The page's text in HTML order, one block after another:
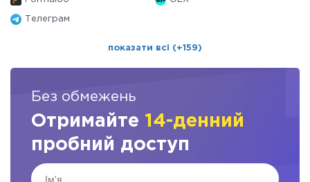
Телеграм
показати всі (+159)
Без обмежень
Отримайте 14-денний
пробний доступ